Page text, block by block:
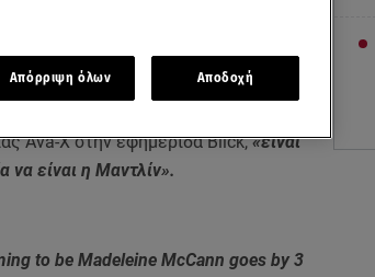
είναι η
συνέκριναν τις φωτογραφίες
Ava-X στην εφημερίδα Blick,«είναι
είναι η Μαντλίν».
to be Madeleine McCann goes by 3
Απόρριψη όλων Αποδοχή